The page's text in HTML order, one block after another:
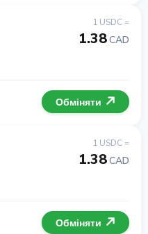
1 USDC =
1.38CAD
Обміняти
1 USDC =
1.38CAD
Обміняти